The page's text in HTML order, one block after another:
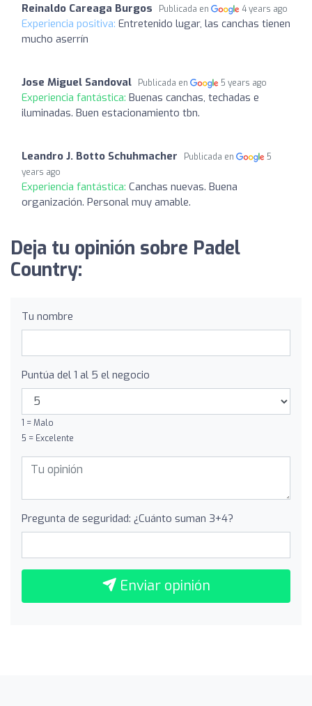
Reinaldo Careaga Burgos Publicada en 4 years ago
Experiencia positiva: Entretenido lugar, las canchas tienen
mucho aserrín
Jose Miguel Sandoval Publicada en 5 years ago
Experiencia fantástica: Buenas canchas, techadas e
iluminadas. Buen estacionamiento tbn.
Leandro J. Botto Schuhmacher Publicada en
5
years ago
Experiencia fantástica: Canchas nuevas. Buena
organización. Personal muy amable.
Deja tu opinión sobre Padel
Country:
Tu nombre
Puntúa del 1 al 5 el negocio
1 = Malo
5 = Excelente
Pregunta de seguridad: ¿Cuánto suman 3+4?
Enviar opinión